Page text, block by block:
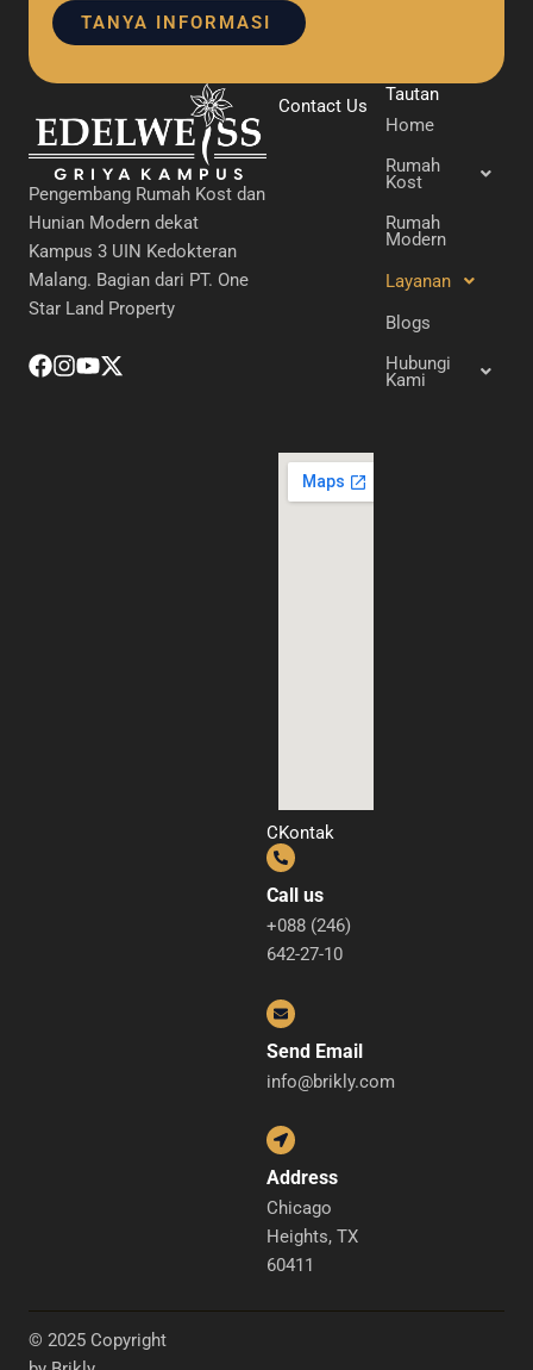
TANYA INFORMASI
Pengembang Rumah Kost dan
Hunian Modern dekat
Kampus 3 UIN Kedokteran
Malang. Bagian dari PT. One
Star Land Property
Contact Us
Tautan
Home
Rumah
Kost
Rumah
Modern
Layanan
Blogs
Hubungi
Kami
CKontak
Call us
+088 (246)
642-27-10
Send Email
info@brikly.com
Address
Chicago
Heights, TX
60411
© 2025 Copyright